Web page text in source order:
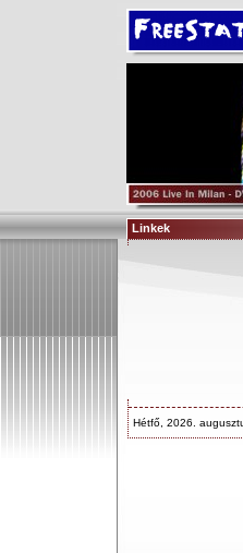
Linkek
Hétfő, 2026.